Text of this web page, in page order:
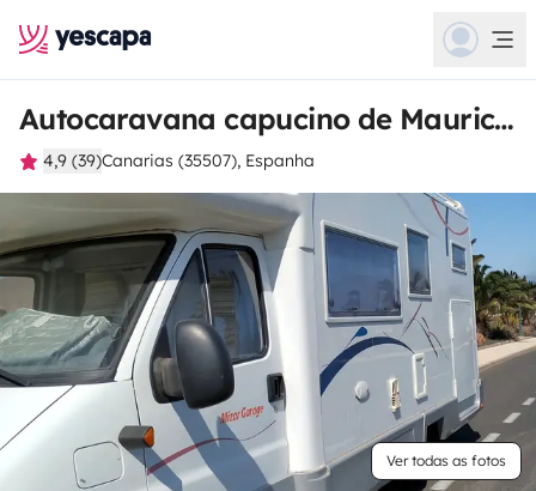
Autocaravana capucino de Mauricio
4,9 (39)Canarias (35507), Espanha
Ver todas as fotos